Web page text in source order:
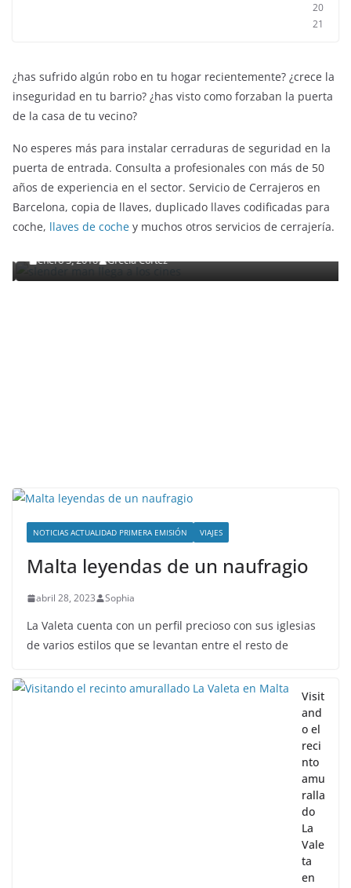
20
21
¿has sufrido algún robo en tu hogar recientemente? ¿crece la
inseguridad en tu barrio? ¿has visto como forzaban la puerta
de la casa de tu vecino?
No esperes más para instalar cerraduras de seguridad en la
puerta de entrada. Consulta a profesionales con más de 50
años de experiencia en el sector. Servicio de Cerrajeros en
Barcelona, copia de llaves, duplicado llaves codificadas para
coche, llaves de coche y muchos otros servicios de cerrajería.
ENTRETENIMIENTO Y CURIOSIDADES LIBROS CINE Y TV
Slender Man llega al cine y te mostramos todos los
detalles
enero 3, 2018 Grecia Cortez
NOTICIAS ACTUALIDAD PRIMERA EMISIÓN VIAJES
Malta leyendas de un naufragio
abril 28, 2023 Sophia
La Valeta cuenta con un perfil precioso con sus iglesias
de varios estilos que se levantan entre el resto de
Visit
and
o el
reci
nto
amu
ralla
do
La
Vale
ta
en